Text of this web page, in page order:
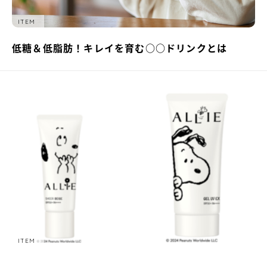
ITEM
低糖＆低脂肪！キレイを育む○○ドリンクとは
ITEM